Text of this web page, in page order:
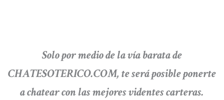
Solo por medio de la vía barata de
CHATESOTERICO.COM, te será posible ponerte
a chatear con las mejores videntes carteras.